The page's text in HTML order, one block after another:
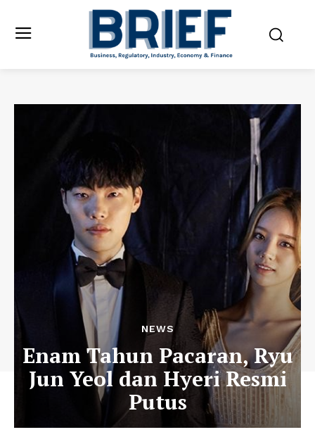
NEWS
Enam Tahun Pacaran, Ryu
Jun Yeol dan Hyeri Resmi
Putus